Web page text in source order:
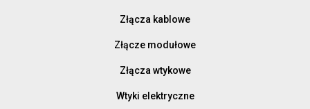
Złącza kablowe
Złącze modułowe
Złącza wtykowe
Wtyki elektryczne